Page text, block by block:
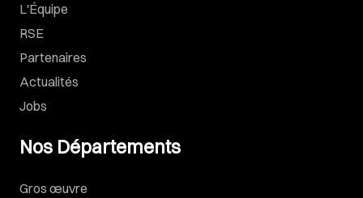
L'Équipe
RSE
Partenaires
Actualités
Jobs
Nos Départements
Gros œuvre